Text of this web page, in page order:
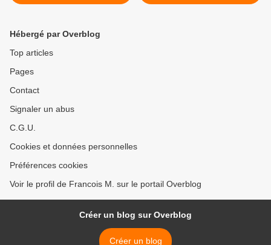
prochain >
Hébergé par Overblog
Top articles
Pages
Contact
Signaler un abus
C.G.U.
Cookies et données personnelles
Préférences cookies
Voir le profil de Francois M. sur le portail Overblog
Créer un blog sur Overblog
Créer un blog